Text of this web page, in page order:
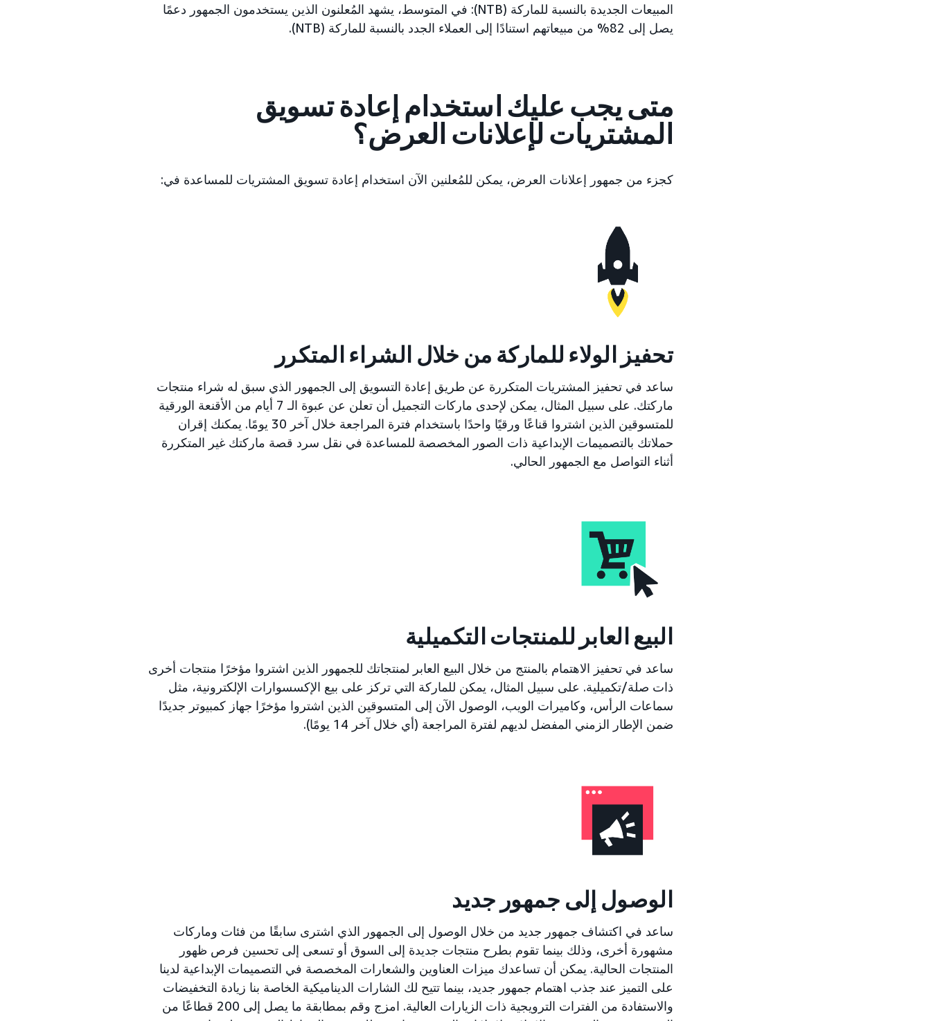
المبيعات الجديدة بالنسبة للماركة (NTB): في المتوسط، يشهد المُعلنون الذين يستخدمون الجمهور دعمًا
يصل إلى 82% من مبيعاتهم استنادًا إلى العملاء الجدد بالنسبة للماركة (NTB).
متى يجب عليك استخدام إعادة تسويق
المشتريات لإعلانات العرض؟
كجزء من جمهور إعلانات العرض، يمكن للمُعلنين الآن استخدام إعادة تسويق المشتريات للمساعدة في:
تحفيز الولاء للماركة من خلال الشراء المتكرر
ساعد في تحفيز المشتريات المتكررة عن طريق إعادة التسويق إلى الجمهور الذي سبق له شراء منتجات
ماركتك. على سبيل المثال، يمكن لإحدى ماركات التجميل أن تعلن عن عبوة الـ 7 أيام من الأقنعة الورقية
للمتسوقين الذين اشتروا قناعًا ورقيًا واحدًا باستخدام فترة المراجعة خلال آخر 30 يومًا. يمكنك إقران
حملاتك بالتصميمات الإبداعية ذات الصور المخصصة للمساعدة في نقل سرد قصة ماركتك غير المتكررة
أثناء التواصل مع الجمهور الحالي.
البيع العابر للمنتجات التكميلية
ساعد في تحفيز الاهتمام بالمنتج من خلال البيع العابر لمنتجاتك للجمهور الذين اشتروا مؤخرًا منتجات أخرى
ذات صلة/تكميلية. على سبيل المثال، يمكن للماركة التي تركز على بيع الإكسسوارات الإلكترونية، مثل
سماعات الرأس، وكاميرات الويب، الوصول الآن إلى المتسوقين الذين اشتروا مؤخرًا جهاز كمبيوتر جديدًا
ضمن الإطار الزمني المفضل لديهم لفترة المراجعة (أي خلال آخر 14 يومًا).
الوصول إلى جمهور جديد
ساعد في اكتشاف جمهور جديد من خلال الوصول إلى الجمهور الذي اشترى سابقًا من فئات وماركات
مشهورة أخرى، وذلك بينما تقوم بطرح منتجات جديدة إلى السوق أو تسعى إلى تحسين فرص ظهور
المنتجات الحالية. يمكن أن تساعدك ميزات العناوين والشعارات المخصصة في التصميمات الإبداعية لدينا
على التميز عند جذب اهتمام جمهور جديد، بينما تتيح لك الشارات الديناميكية الخاصة بنا زيادة التخفيضات
والاستفادة من الفترات الترويجية ذات الزيارات العالية. امزج وقم بمطابقة ما يصل إلى 200 قطاعًا من